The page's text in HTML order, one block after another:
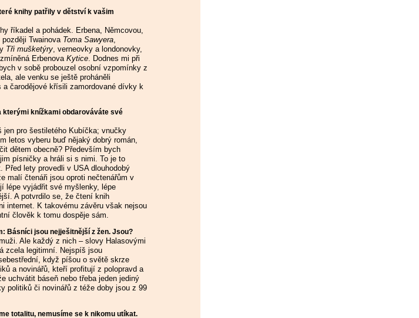
knihy patřily v dětství k vašim
říkadel a pohádek. Erbena, Němcovou,
, později Twainova Toma Sawyera
Tři mušketýry , verneovky a londonovky,
Erbenova Kytice . Dodnes mi při
v sobě probouzel osobní vzpomínky z
ale venku se ještě proháněli
čarodějové křísili zamordované dívky k
kterými knížkami obdarováváte své
pro šestiletého Kubíčka; vnučky
letos vyberu buď nějaký dobrý román,
dětem obecně? Především bych
písničky a hráli si s nimi. To je to
lety provedli v USA dlouhodobý
malí čtenáři jsou oproti nečtenářům v
lépe vyjádřit své myšlenky, lépe
A potvrdilo se, že čtení knih
internet. K takovému závěru však nejsou
člověk k tomu dospěje sám.
Básníci jsou nejješitnější z žen. Jsou?
Ale každý z nich – slovy Halasovými
zcela legitimní. Nejspíš jsou
když píšou o světě skrze
a novinářů, kteří profitují z polopravd a
uchvátit báseň nebo třeba jeden jediný
politiků či novinářů z téže doby jsou z 99
totalitu, nemusíme se k nikomu utíkat.